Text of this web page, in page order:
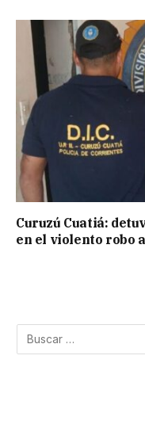
Curuzú Cuatiá:
en el violento robo